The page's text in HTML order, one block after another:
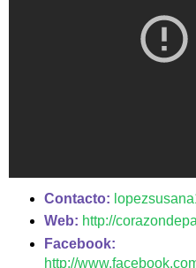
Contacto:
Web: http://
Facebook:
http://